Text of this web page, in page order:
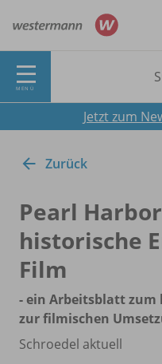
MENÜ
Jetzt zum
Zurück
Pearl
historische
Film
- ein Arbeitsblatt zum
zur filmischen
Schroedel aktuell